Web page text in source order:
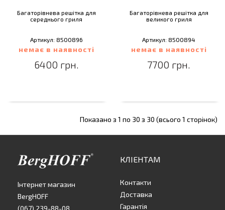
Багаторівнева решітка для
середнього гриля
Артикул: 8500896
немає в наявності
6400 грн.
Багаторівнева решітка для
великого гриля
Артикул: 8500894
немає в наявності
7700 грн.
Показано з 1 по 30 з 30 (всього 1 сторінок)
Інтернет магазин
BergHOFF
КЛІЕНТАМ
Контакти
Доставка
Гарантія